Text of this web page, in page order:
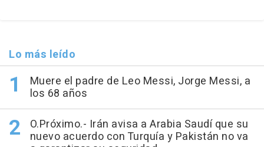
Lo más leído
Muere el padre de Leo Messi, Jorge Messi, a
los 68 años
O.Próximo.- Irán avisa a Arabia Saudí que su
nuevo acuerdo con Turquía y Pakistán no va